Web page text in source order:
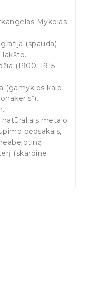
Mykolas
(spauda)
lakšto.
(1900–1915
(gamyklos kaip
metalo
pėdsakais,
(skardine